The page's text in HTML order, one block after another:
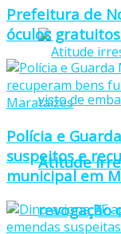
Atitude
revogação
Prefeitura de
óculos
Polícia e
suspeitos e
municipal em